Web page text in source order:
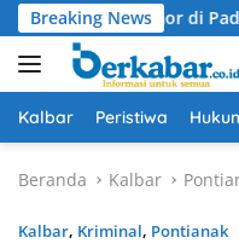
Langsung
ke
konten
Breaking News
di Padang
Kalbar Peristiwa
Beranda Kalbar
Kalbar, Kriminal, Pontianak